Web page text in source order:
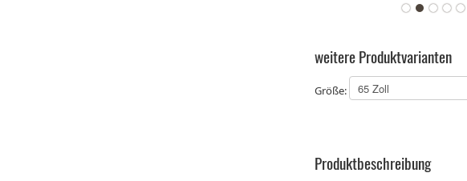
weitere Produktvarianten
Größe:
Produktbeschreibung